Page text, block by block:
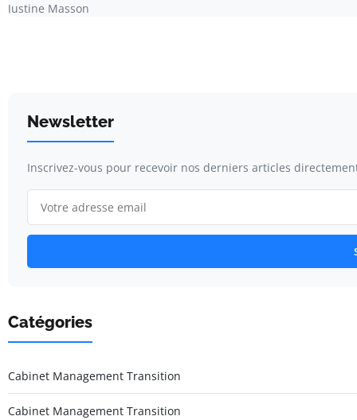
Justine Masson
Newsletter
Inscrivez-vous pour recevoir nos derniers articles
Catégories
Cabinet Management Transition
Cabinet Management Transition